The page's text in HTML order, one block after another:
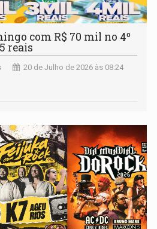
com R$ 70 mil no 4º
reais
20 de Julho de 2026 às 08:24